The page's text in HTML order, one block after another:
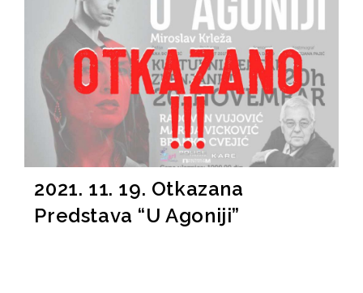
2021. 11. 19. Otkazana
Predstava “U Agoniji”